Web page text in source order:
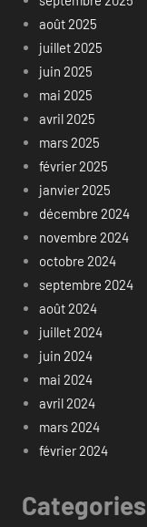
août 2025
juillet 2025
juin 2025
mai 2025
avril 2025
mars 2025
février 2025
janvier 2025
décembre 2024
novembre 2024
octobre 2024
septembre 2024
août 2024
juillet 2024
juin 2024
mai 2024
avril 2024
mars 2024
février 2024
Categories